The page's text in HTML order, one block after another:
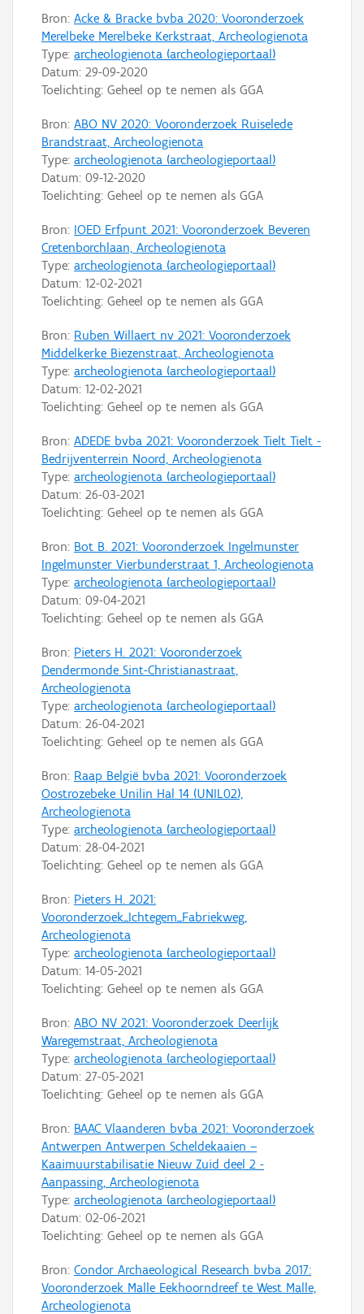
Bron: Acke & Bracke bvba 2020: Vooronderzoek
Merelbeke Merelbeke Kerkstraat, Archeologienota
Type: archeologienota (archeologieportaal)
Datum: 29-09-2020
Toelichting: Geheel op te nemen als GGA
Bron: ABO NV 2020: Vooronderzoek Ruiselede
Brandstraat, Archeologienota
Type: archeologienota (archeologieportaal)
Datum: 09-12-2020
Toelichting: Geheel op te nemen als GGA
Bron: IOED Erfpunt 2021: Vooronderzoek Beveren
Cretenborchlaan, Archeologienota
Type: archeologienota (archeologieportaal)
Datum: 12-02-2021
Toelichting: Geheel op te nemen als GGA
Bron: Ruben Willaert nv 2021: Vooronderzoek
Middelkerke Biezenstraat, Archeologienota
Type: archeologienota (archeologieportaal)
Datum: 12-02-2021
Toelichting: Geheel op te nemen als GGA
Bron: ADEDE bvba 2021: Vooronderzoek Tielt Tielt -
Bedrijventerrein Noord, Archeologienota
Type: archeologienota (archeologieportaal)
Datum: 26-03-2021
Toelichting: Geheel op te nemen als GGA
Bron: Bot B. 2021: Vooronderzoek Ingelmunster
Ingelmunster Vierbunderstraat 1, Archeologienota
Type: archeologienota (archeologieportaal)
Datum: 09-04-2021
Toelichting: Geheel op te nemen als GGA
Bron: Pieters H. 2021: Vooronderzoek
Dendermonde Sint-Christianastraat,
Archeologienota
Type: archeologienota (archeologieportaal)
Datum: 26-04-2021
Toelichting: Geheel op te nemen als GGA
Bron: Raap België bvba 2021: Vooronderzoek
Oostrozebeke Unilin Hal 14 (UNIL02),
Archeologienota
Type: archeologienota (archeologieportaal)
Datum: 28-04-2021
Toelichting: Geheel op te nemen als GGA
Bron: Pieters H. 2021:
Vooronderzoek_Ichtegem_Fabriekweg,
Archeologienota
Type: archeologienota (archeologieportaal)
Datum: 14-05-2021
Toelichting: Geheel op te nemen als GGA
Bron: ABO NV 2021: Vooronderzoek Deerlijk
Waregemstraat, Archeologienota
Type: archeologienota (archeologieportaal)
Datum: 27-05-2021
Toelichting: Geheel op te nemen als GGA
Bron: BAAC Vlaanderen bvba 2021: Vooronderzoek
Antwerpen Antwerpen Scheldekaaien –
Kaaimuurstabilisatie Nieuw Zuid deel 2 -
Aanpassing, Archeologienota
Type: archeologienota (archeologieportaal)
Datum: 02-06-2021
Toelichting: Geheel op te nemen als GGA
Bron: Condor Archaeological Research bvba 2017:
Vooronderzoek Malle Eekhoorndreef te West Malle,
Archeologienota